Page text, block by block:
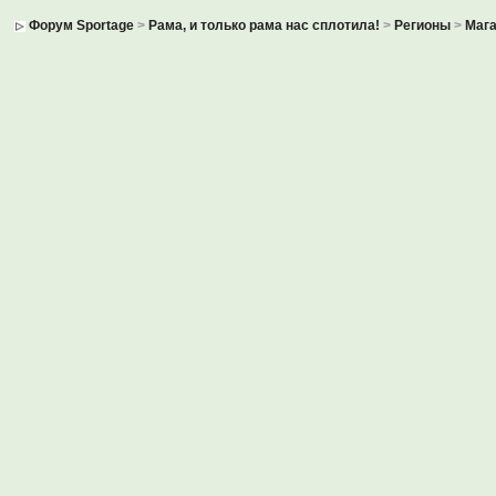
Форум Sportage > Рама, и только рама нас сплотила! > Регионы >